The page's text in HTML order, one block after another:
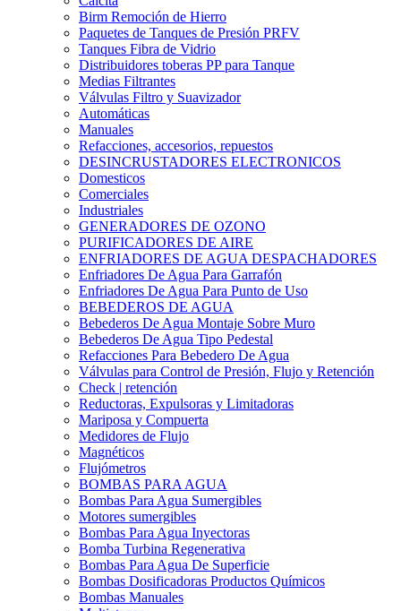
Birm Remoción de Hierro
Paquetes de Tanques de Presión PRFV
Tanques Fibra de Vidrio
Distribuidores toberas PP para Tanque
Medias Filtrantes
Válvulas Filtro y Suavizador
Automáticas
Manuales
Refacciones, accesorios, repuestos
DESINCRUSTADORES ELECTRONICOS
Domesticos
Comerciales
Industriales
GENERADORES DE OZONO
PURIFICADORES DE AIRE
ENFRIADORES DE AGUA DESPACHADORES
Enfriadores De Agua Para Garrafón
Enfriadores De Agua Para Punto de Uso
BEBEDEROS DE AGUA
Bebederos De Agua Montaje Sobre Muro
Bebederos De Agua Tipo Pedestal
Refacciones Para Bebedero De Agua
Válvulas para Control de Presión, Flujo y Retención
Check | retención
Reductoras, Expulsoras y Limitadoras
Mariposa y Compuerta
Medidores de Flujo
Magnéticos
Flujómetros
BOMBAS PARA AGUA
Bombas Para Agua Sumergibles
Motores sumergibles
Bombas Para Agua Inyectoras
Bomba Turbina Regenerativa
Bombas Para Agua De Superficie
Bombas Dosificadoras Productos Químicos
Bombas Manuales